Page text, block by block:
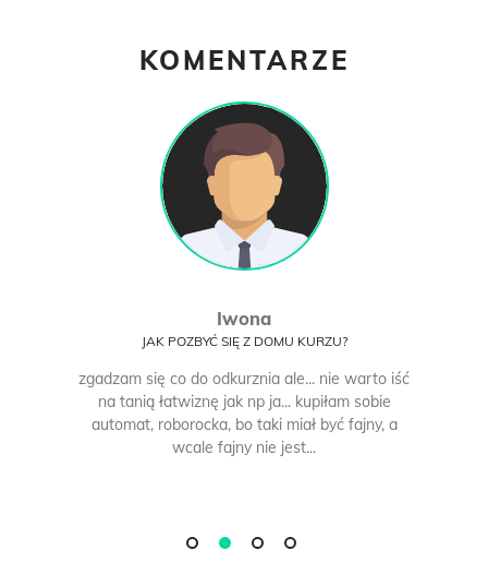
KOMENTARZE
Iwona
JAK POZBYĆ SIĘ Z DOMU KURZU?
zgadzam się co do odkurznia ale... nie warto iść
na tanią łatwiznę jak np ja... kupiłam sobie
automat, roborocka, bo taki miał być fajny, a
wcale fajny nie jest...